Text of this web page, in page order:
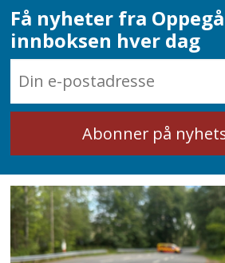
Få nyheter fra
innboksen hver dag